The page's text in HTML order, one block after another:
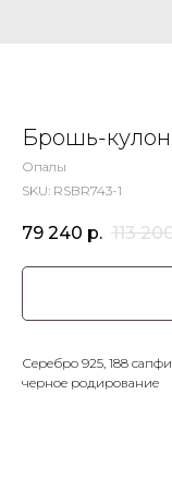
Брошь-
Опалы
SKU: RSBR743-1
79 240 р. 113
Серебро 925, 188
черное родирование